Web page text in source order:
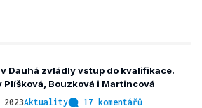
Dauhá zvládly vstup do kvalifikace.
Plíšková, Bouzková i Martincová
Aktuality 17 komentářů